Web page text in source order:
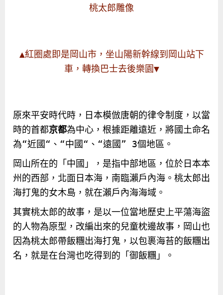
桃太郎雕像
▲紅圈處即是岡山市，坐山陽新幹線到岡山站下
車，轉換巴士去後樂園▼
原來平安時代時，日本模倣唐朝的律令制度，以當
時的首都京都為中心，根據距離遠近，將國土命名
為“近國“ 、 “中國“ 、 “遠國 ” 3個地區。
岡山所在的「中國」，是指中部地區，位於日本本
州的西部，北面日本海，南臨瀨戶內海。桃太郎出
海打鬼的女木島，就在瀨戶內海海域。
其實桃太郎的故事，是以一位當地歷史上平蕩海盜
的人物為原型，改編出來的兒童枕邊故事，岡山也
因為桃太郎帶飯糰出海打鬼，以包裹海苔的飯糰出
名，就是在台灣也吃得到的「御飯糰」。